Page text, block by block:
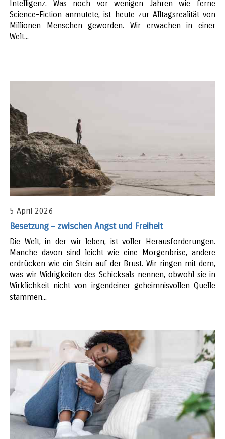
Intelligenz. Was noch vor wenigen Jahren wie ferne
Science-Fiction anmutete, ist heute zur Alltagsrealität von
Millionen Menschen geworden. Wir erwachen in einer
Welt...
5 April 2026
Besetzung – zwischen Angst und Freiheit
Die Welt, in der wir leben, ist voller Herausforderungen.
Manche davon sind leicht wie eine Morgenbrise, andere
erdrücken wie ein Stein auf der Brust. Wir ringen mit dem,
was wir Widrigkeiten des Schicksals nennen, obwohl sie in
Wirklichkeit nicht von irgendeiner geheimnisvollen Quelle
stammen...